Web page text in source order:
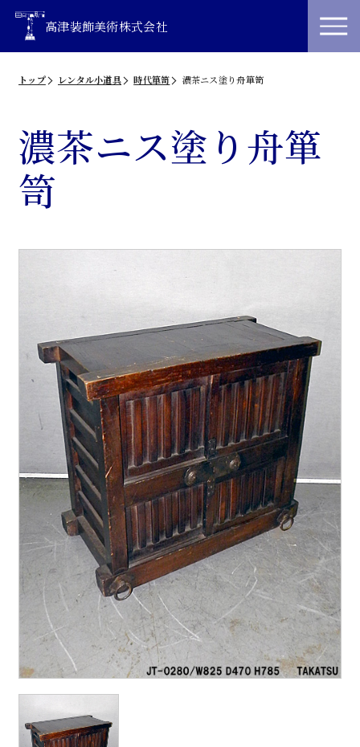
高津装飾美術株式会社
トップ レンタル小道具 時代箪笥 濃茶ニス塗り舟箪笥
濃茶ニス塗り舟箪
笥